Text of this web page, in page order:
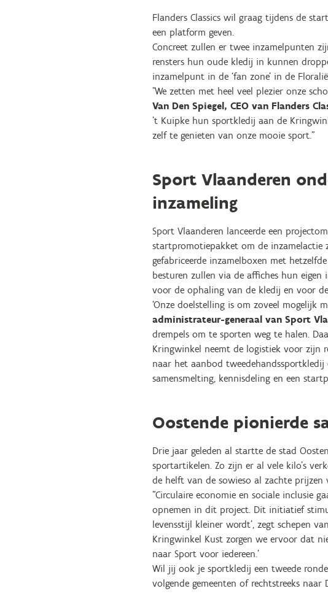
Flanders Classics wil graag tijdens de
een platform geven.
Concreet zullen er twee inzamelpunten
rensters hun oude kledij in kunnen
inzamelpunt in de ‘fan zone’ in de
"We zetten met heel veel plezier onze
Van Den Spiegel, CEO van Flanders
't Kuipke hun sportkledij aan de
zelf te genieten van onze mooie sport."
Sport Vlaanderen
inzameling
Sport Vlaanderen lanceerde een
startpromotiepakket om de inzamelactie
gefabriceerde inzamelboxen met
besturen zullen via de affiches hun
voor de ophaling van de kledij en voor
‘Onze doelstelling is om zoveel mogelijk
administrateur-generaal van Sport
drempels om te sporten weg te halen.
Kringwinkel neemt de logistiek voor zijn
naar het aanbod
samensmelting, kennisdeling en een
Oostende pionierde
Drie jaar geleden al startte de stad
sportartikelen. Zo zijn er al vele kilo’s
de helft van de sowieso al zachte prijzen
"Circulaire economie en sociale inclusie
opnemen in dit project. Dit initiatief
levensstijl kleiner wordt’, zegt schepen
Kringwinkel Kust zorgen we ervoor dat
naar Sport voor iedereen.’
Wil jij ook je sportkledij een tweede
volgende gemeenten of rechtstreeks